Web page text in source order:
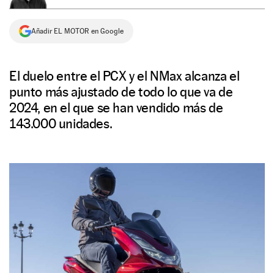
Añadir EL MOTOR en Google
El duelo entre el PCX y el NMax alcanza el
punto más ajustado de todo lo que va de
2024, en el que se han vendido más de
143.000 unidades.